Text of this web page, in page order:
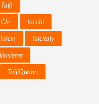
CIn tai chi
Taicin taicitaly
TaijiQuann